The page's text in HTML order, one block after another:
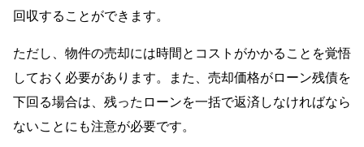
回収することができます。
ただし、物件の売却には時間とコストがかかることを覚悟
しておく必要があります。また、売却価格がローン残債を
下回る場合は、残ったローンを一括で返済しなければなら
ないことにも注意が必要です。